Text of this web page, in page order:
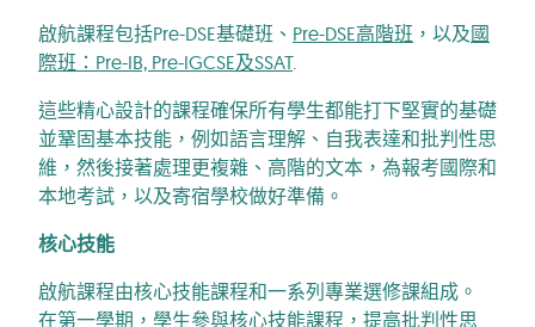
啟航課程包括Pre-DSE基礎班、 Pre-DSE高階班 ，以及國
際班：Pre-IB, Pre-IGCSE及SSAT.
這些精心設計的課程確保所有學生都能打下堅實的基礎
並鞏固基本技能，例如語言理解、自我表達和批判性思
維，然後接著處理更複雜、高階的文本，為報考國際和
本地考試，以及寄宿學校做好準備。
核心技能
啟航課程由核心技能課程和一系列專業選修課組成。
在第一學期，學生參與核心技能課程，提高批判性思